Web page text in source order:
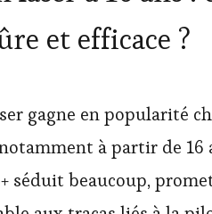
et efficace ?
gagne en popularité
à partir de 16
séduit beaucoup,